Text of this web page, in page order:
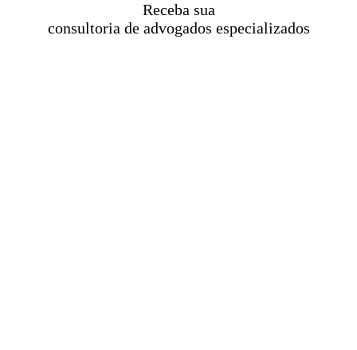
Receba sua
consultoria de advogados especializados